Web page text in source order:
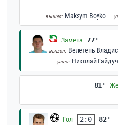
вышел: Maksym Boyko
Замена 77'
вышел: Велетень
ушел: Николай
81'
Гол 2:0
82'